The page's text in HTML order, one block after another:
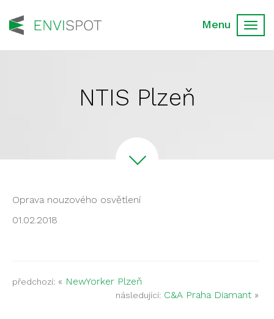
NTIS Plzeň
Oprava nouzového osvětlení
01.02.2018
předchozí: « NewYorker Plzeň
následující: C&A Praha Diamant »